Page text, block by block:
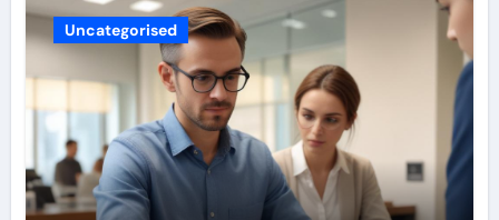
Uncategorised